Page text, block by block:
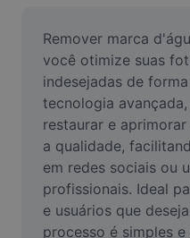
Criador de Memes
AI Text Remover
AI People Remover
AI Inpainting
Face Cutout
Remover marca
você otimize suas
indesejadas de
tecnologia
restaurar e
a qualidade,
em redes sociais ou
profissionais. Ideal
e usuários que
processo é simples